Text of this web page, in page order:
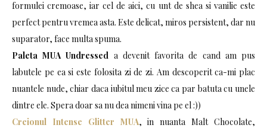
formulei cremoase, iar cel de aici, cu unt de shea si vanilie este
perfect pentru vremea asta. Este delicat, miros persistent, dar nu
suparator, face multa spuma.
Paleta MUA Undressed a devenit favorita de cand am pus
labutele pe ea si este folosita zi de zi. Am descoperit ca-mi plac
nuantele nude, chiar daca iubitul meu zice ca par batuta cu unele
dintre ele. Spera doar sa nu dea nimeni vina pe el :))
Creionul Intense Glitter MUA, in nuanta Malt Chocolate,